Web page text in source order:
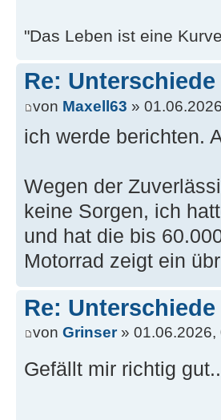
"Das Leben ist eine
Re:
von Maxell63 »
ich werde berichten.
Wegen der
keine Sorgen, ich
und hat die bis
Motorrad zeigt ein
Re:
von Grinser» 01.06.2026,
Gefällt mir richtig